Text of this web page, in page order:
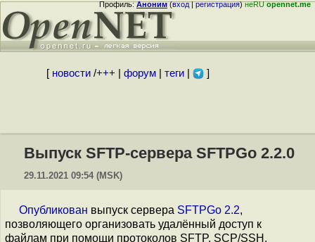
Профиль:Аноним(вход|регистрация)неRUopennet.me
[ новости/+++ форум| теги| ]
Выпуск SFTP-сервера SFTPGo 2.2.0
29.11.2021 09:54 (MSK)
Опубликован выпуск сервера SFTPGo 2.2,
позволяющего организовать удалённый доступ к
файлам при помощи протоколов SFTP, SCP/SSH,